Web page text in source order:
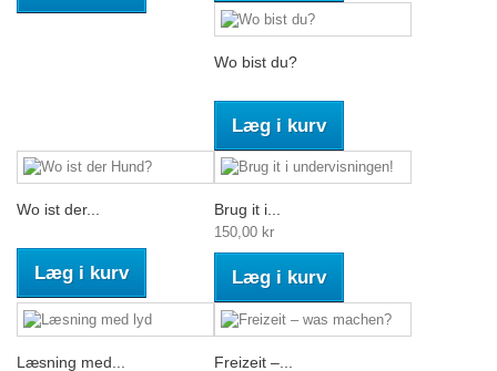
Wo bist du?
Læg i kurv
Wo ist der...
Læg i kurv
Brug it i...
150,00 kr
Læg i kurv
Læsning med... Freizeit –...